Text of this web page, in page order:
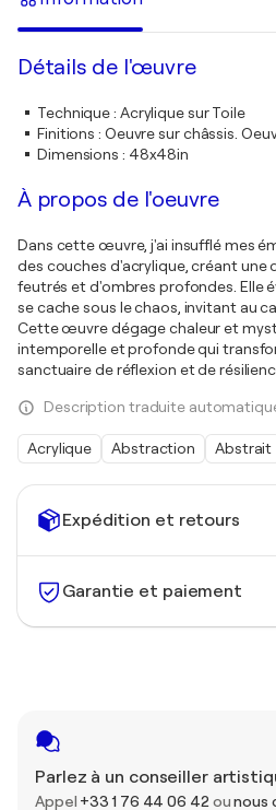
Expédition et retours
Garantie et paiement
Parlez à un conseiller
Appel +33 1 76 44 06 42 ounous
Détails de l'œuvre
Technique: Acrylique sur Toile
Finitions : Oeuvre sur châssis.
Dimensions : 48x48in
À propos de l'oeuvre
Dans cette œuvre, j'ai insufflé mes
des couches d'acrylique, créant une
feutrés et d'ombres profondes. Elle
se cache sous le chaos, invitant au
Cette œuvre dégage chaleur et
intemporelle et profonde qui
sanctuaire de réflexion et de
Description traduite
Acrylique Abstraction Abstrait